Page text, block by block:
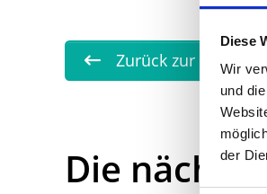
Diese
Wir
und
der
Zurück zur Übersicht
Die